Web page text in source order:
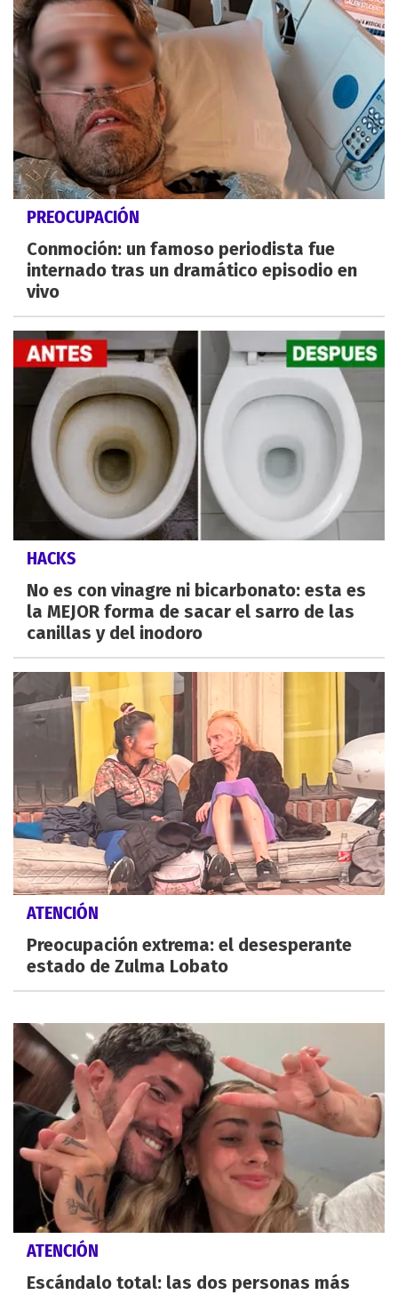
PREOCUPACIÓN
Conmoción: un famoso periodista fue
internado tras un dramático episodio en
vivo
HACKS
No es con vinagre ni bicarbonato: esta es
la MEJOR forma de sacar el sarro de las
canillas y del inodoro
ATENCIÓN
Preocupación extrema: el desesperante
estado de Zulma Lobato
ATENCIÓN
Escándalo total: las dos personas más